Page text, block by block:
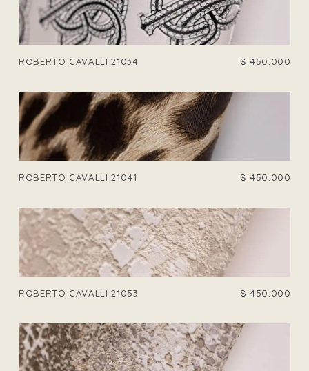
ROBERTO CAVALLI 21034 $ 450.000
ROBERTO CAVALLI 21041 $ 450.000
ROBERTO CAVALLI 21053 $ 450.000